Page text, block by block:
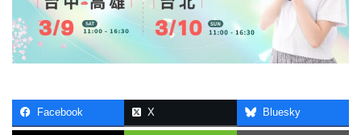
Facebook X Bluesky